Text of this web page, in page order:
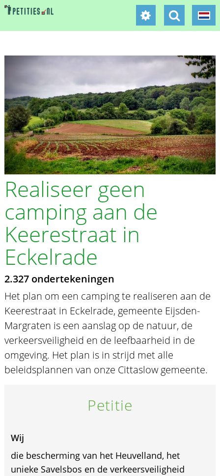
Realiseer geen
camping aan de
Keerestraat in
Eckelrade
2.327 ondertekeningen
Het plan om een camping te realiseren aan de
Keerestraat in Eckelrade, gemeente Eijsden-
Margraten is een aanslag op de natuur, de
verkeersveiligheid en de leefbaarheid in de
omgeving. Het plan is in strijd met alle
beleidsplannen van onze Cittaslow gemeente.
Petitie
Wij
die bescherming van het Heuvelland, het
unieke Savelsbos en de verkeersveiligheid